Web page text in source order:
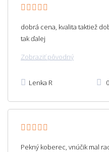
dobrá cena, kvalita taktiež
tak ďalej
Zobraziť pôvodný
Lenka R
Pekný koberec, vnúčik mal